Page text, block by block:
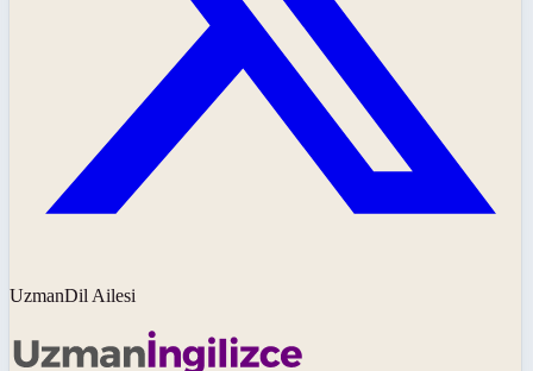
UzmanDil Ailesi